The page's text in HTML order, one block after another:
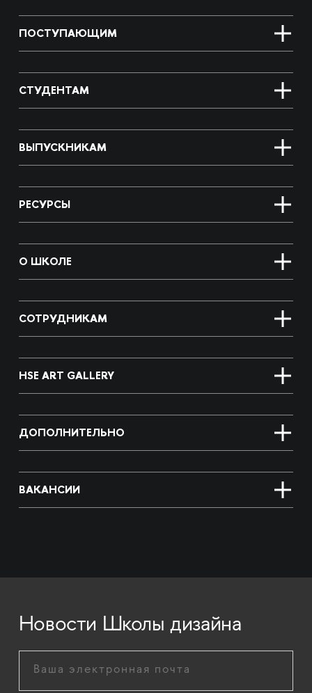
ПОСТУПАЮЩИМ
СТУДЕНТАМ
ВЫПУСКНИКАМ
РЕСУРСЫ
О ШКОЛЕ
СОТРУДНИКАМ
HSE ART GALLERY
ДОПОЛНИТЕЛЬНО
ВАКАНСИИ
Новости Школы дизайна